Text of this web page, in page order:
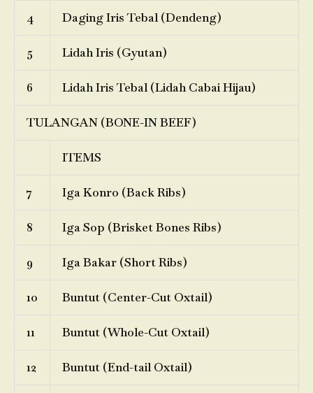
4 Daging Iris Tebal (Dendeng)
5 Lidah Iris (Gyutan)
6 Lidah Iris Tebal (Lidah Cabai Hijau)
TULANGAN (BONE-IN BEEF)
ITEMS
7 Iga Konro (Back Ribs)
8 Iga Sop (Brisket Bones Ribs)
9 Iga Bakar (Short Ribs)
10 Buntut (Center-Cut Oxtail)
11 Buntut (Whole-Cut Oxtail)
12 Buntut (End-tail Oxtail)